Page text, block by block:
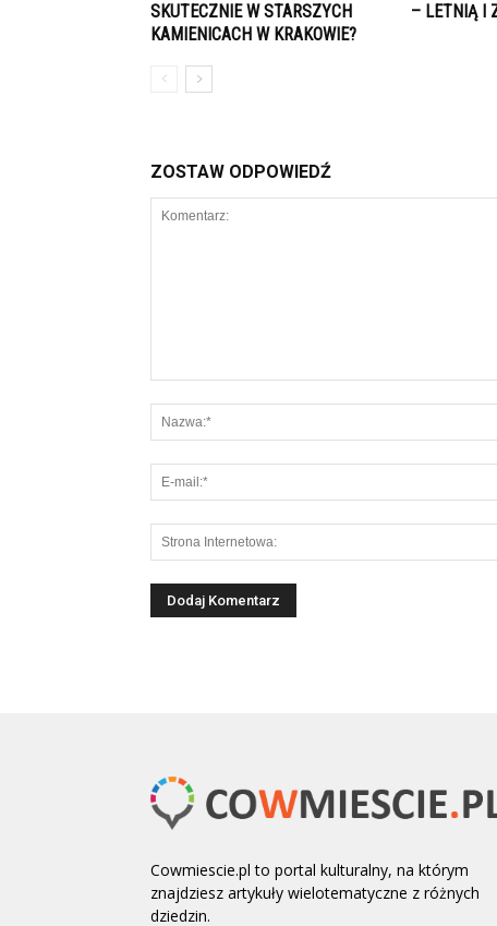
SKUTECZNIE W STARSZYCH
KAMIENICACH W KRAKOWIE?
– LETNIĄ I
ZOSTAW ODPOWIEDŹ
Cowmiescie.pl to portal kulturalny, na którym
znajdziesz artykuły wielotematyczne z różnych
dziedzin.